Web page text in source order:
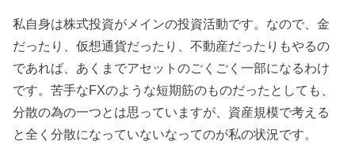
私自身は株式投資がメインの投資活動です。なので、金
だったり、仮想通貨だったり、不動産だったりもやるの
であれば、あくまでアセットのごくごく一部になるわけ
です。苦手なFXのような短期筋のものだったとしても、
分散の為の一つとは思っていますが、資産規模で考える
と全く分散になっていないなってのが私の状況です。